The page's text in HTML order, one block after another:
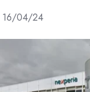
16/04/24